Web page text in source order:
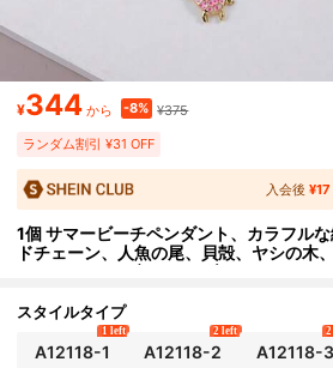
¥344 から -8% ¥375
ランダム割引 ¥31 OFF
入会後¥17
1個 サマービーチペンダント、カラフル
ドチェーン、人魚の尾、貝殻、ヤシの木
ェイクパール、亀のペンダントでデコレ
ルジュエリー
スタイルタイプ
A12118-1
1 left
A12118-2
2 left
A12118-3